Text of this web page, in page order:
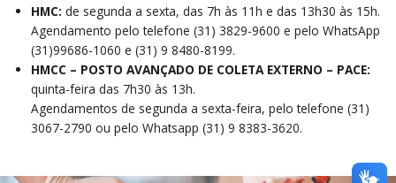
HMC: de segunda a sexta, das 7h às 11h e das 13h30 às 15h.
Agendamento pelo telefone (31) 3829-9600 e pelo WhatsApp
(31)99686-1060 e (31) 9 8480-8199.
HMCC – POSTO AVANÇADO DE COLETA EXTERNO – PACE:
quinta-feira das 7h30 às 13h.
Agendamentos de segunda a sexta-feira, pelo telefone (31)
3067-2790 ou pelo Whatsapp (31) 9 8383-3620.